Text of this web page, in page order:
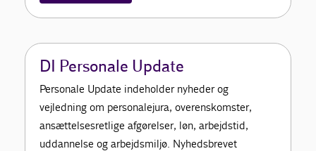
DI Personale Update
Personale Update indeholder nyheder og
vejledning om personalejura, overenskomster,
ansættelsesretlige afgørelser, løn, arbejdstid,
uddannelse og arbejdsmiljø. Nyhedsbrevet